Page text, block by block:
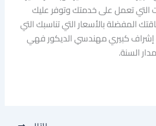
التي تعمل على خدمتك وتوفر عليك
المفضلة بالأسعار التي تناسبك التي
كبيري مهندسي الديكور فهي
السنة.